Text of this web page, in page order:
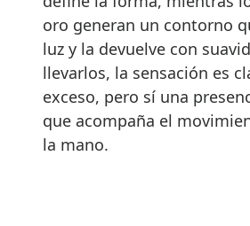
oro generan un contorno
luz y la devuelve con
llevarlos, la sensación es
exceso, pero sí una
que acompaña el
la mano.